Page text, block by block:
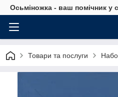
Осьміножка - ваш помічник у
Товари та послуги